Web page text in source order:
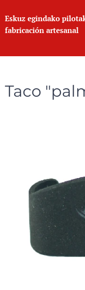
Eskuz egindako
fabricación artesanal
Taco